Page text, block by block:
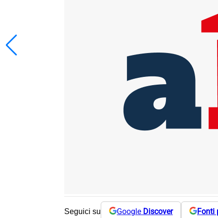
Seguici su Google Discover Fonti